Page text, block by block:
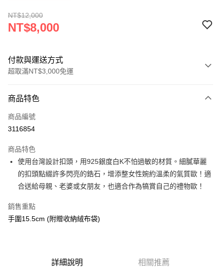
NT$12,000
NT$8,000
付款與運送方式
超取滿NT$3,000免運
信用卡一次付款
超商取貨付款
Apple Pay
街口支付
ATM付款
每筆NT$80，滿NT$3,000(含以上)免運費
商品特色
商品編號
3116854
商品特色
使用台灣設計扣頭，用925銀度白K不怕過敏的材質。細膩華麗
的扣頭點綴許多閃亮的鋯石，增添整女性婉約溫柔的氣質歐！適
合送給母親、老婆或女朋友，也適合作為犒賞自己的禮物歐！
銷售重點
手圍15.5cm (附贈收納絨布袋)
詳細說明 相關推薦